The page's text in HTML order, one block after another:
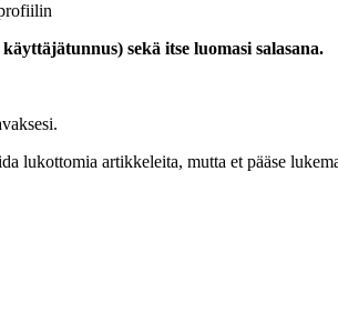
sekä itse luomasi salasana.
lukottomia artikkeleita, mutta et pääse